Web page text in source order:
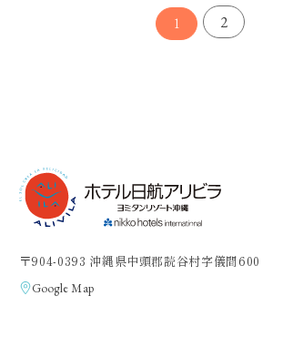
1 2
〒904-0393 沖縄県中頭郡読谷村字儀間600
Google Map